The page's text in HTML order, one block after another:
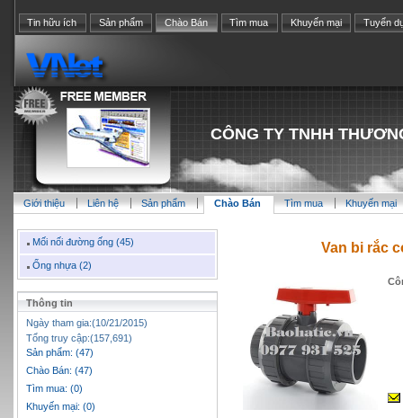
Tin hữu ích Sản phẩm Chào Bán Tìm mua Khuyến mại Tuyển
CÔNG TY TNHH
Giới thiệu Liên hệ Sản phẩm Chào Bán Tìm mua Khuyến mại
Mối nối đường ống (45)
Ống nhựa (2)
Thông tin
Ngày tham gia:(10/21/2015)
Tổng truy cập:(157,691)
Sản phẩm: (47)
Chào Bán: (47)
Tìm mua: (0)
Khuyến mại: (0)
Van bi rắc